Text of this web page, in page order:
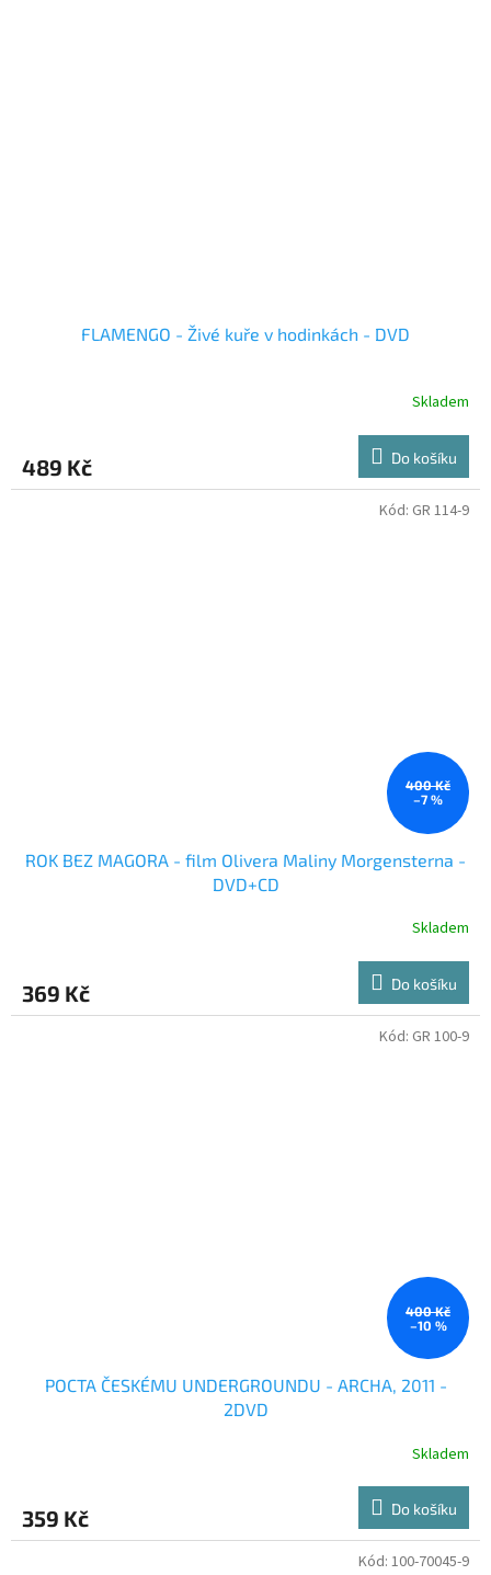
FLAMENGO - Živé kuře v hodinkách - DVD
Skladem
489 Kč Do košíku
400 Kč
–7 %
ROK BEZ MAGORA - film Olivera Maliny Morgensterna -
DVD+CD
Skladem
369 Kč Do košíku
Kód: GR 114-9
400 Kč
–10 %
POCTA ČESKÉMU UNDERGROUNDU - ARCHA, 2011 -
2DVD
Skladem
359 Kč Do košíku
Kód: GR 100-9
Kód: 100-70045-9